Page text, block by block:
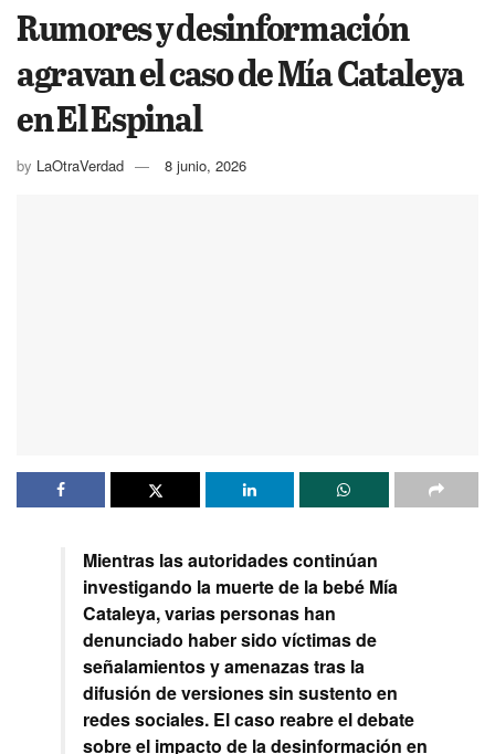
Rumores y desinformación
agravan el caso de Mía Cataleya
en El Espinal
by LaOtraVerdad 8 junio, 2026
Mientras las autoridades continúan
investigando la muerte de la bebé Mía
Cataleya, varias personas han
denunciado haber sido víctimas de
señalamientos y amenazas tras la
difusión de versiones sin sustento en
redes sociales. El caso reabre el debate
sobre el impacto de la desinformación en